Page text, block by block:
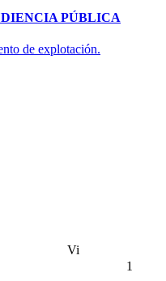
PÚBLICA
de explotación.
Vi
1